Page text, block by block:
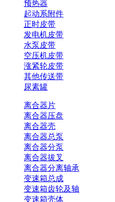
预热器
起动系附件
正时皮带
发电机皮带
水泵皮带
空压机皮带
涨紧轮皮带
其他传送带
尿素罐
离合器片
离合器压盘
离合器壳
离合器总泵
离合器分泵
离合器拔叉
离合器分离轴承
变速箱总成
变速箱齿轮及轴
变速箱壳体